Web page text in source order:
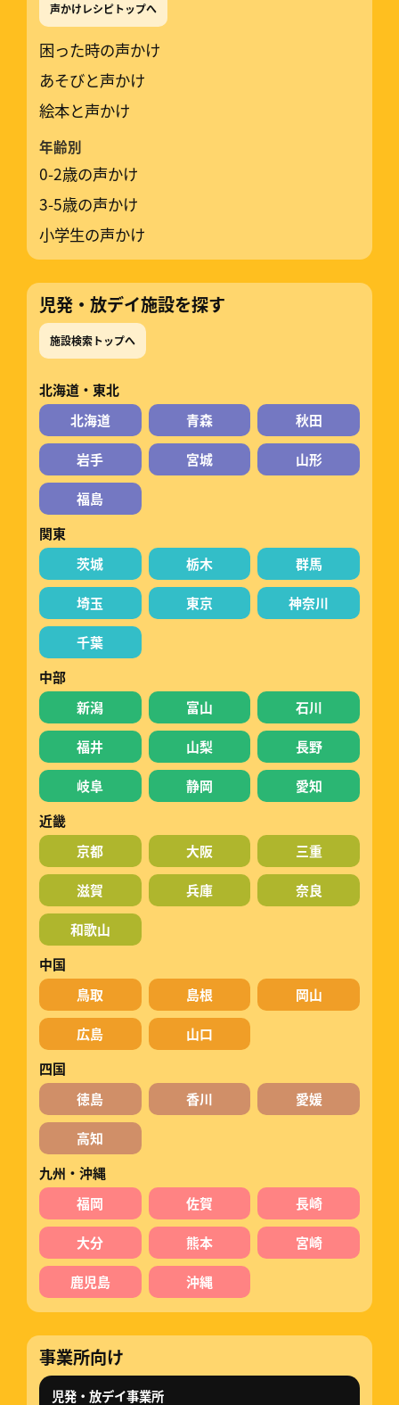
声かけレシピトップへ
困った時の声かけ
あそびと声かけ
絵本と声かけ
年齢別
0-2歳の声かけ
3-5歳の声かけ
小学生の声かけ
児発・放デイ施設を探す
施設検索トップへ
北海道・東北
北海道
青森 秋田
岩手 宮城 山形
福島
関東
茨城
栃木 群馬
埼玉 東京 神奈川
千葉
中部
新潟
富山 石川
福井 山梨 長野
岐阜 静岡
愛知
近畿
京都
大阪 三重
滋賀 兵庫 奈良
和歌山
中国
鳥取
島根 岡山
広島
山口
四国
徳島
香川 愛媛
高知
九州・沖縄
福岡
佐賀 長崎
大分 熊本 宮崎
鹿児島 沖縄
事業所向け
児発・放デイ事業所